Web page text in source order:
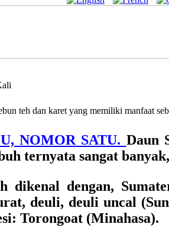
teh dan karet yang memiliki manfaat
NOMOR SATU. Daun
ternyata sangat
dikenal dengan,
deuli, deuli uncal
Torongoat (Minahasa).